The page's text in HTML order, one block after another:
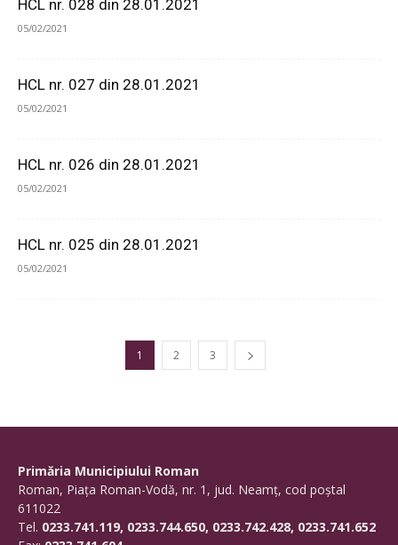
HCL nr. 028 din 28.01.2021
05/02/2021
HCL nr. 027 din 28.01.2021
05/02/2021
HCL nr. 026 din 28.01.2021
05/02/2021
HCL nr. 025 din 28.01.2021
05/02/2021
1 2 3
Primăria Municipiului Roman
Roman, Piaţa Roman-Vodă, nr. 1, jud. Neamţ, cod poştal
611022
Tel. 0233.741.119, 0233.744.650, 0233.742.428, 0233.741.652